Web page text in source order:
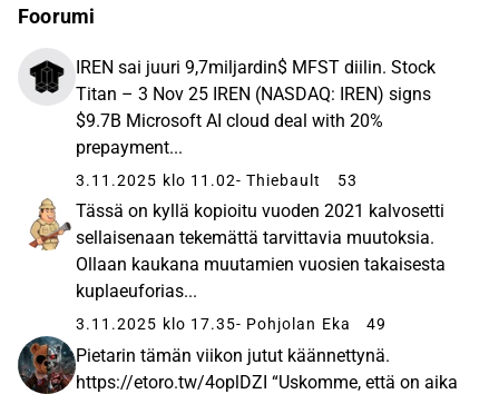
Foorumi
IREN sai juuri 9,7miljardin$ MFST diilin. Stock
Titan – 3 Nov 25 IREN (NASDAQ: IREN) signs
$9.7B Microsoft AI cloud deal with 20%
prepayment...
3.11.2025 klo 11.02- Thiebault 53
Tässä on kyllä kopioitu vuoden 2021 kalvosetti
sellaisenaan tekemättä tarvittavia muutoksia.
Ollaan kaukana muutamien vuosien takaisesta
kuplaeuforias...
3.11.2025 klo 17.35- Pohjolan Eka 49
Pietarin tämän viikon jutut käännettynä.
https://etoro.tw/4oplDZI “Uskomme, että on aika